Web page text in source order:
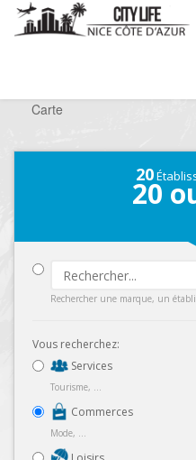
Carte
20
20
Rechercher une marque, un
Vous recherchez:
Services
Tourisme, ...
Commerces
Mode, ...